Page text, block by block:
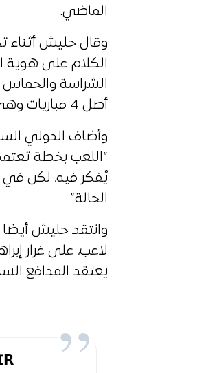
الماضي.
وقال حليش أثناء
الكلام على هوية
الشراسة والحماس
أصل 4 مباريات وهي مباراة النمسا”.
وأضاف الدولي
“اللعب بخطة
يُفكر فيه، لكن
الحالة”.
وانتقد حليش
لاعب، على غرار
يعتقد المدافع